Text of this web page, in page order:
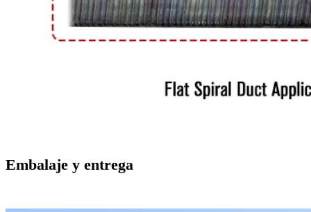
Embalaje y entrega